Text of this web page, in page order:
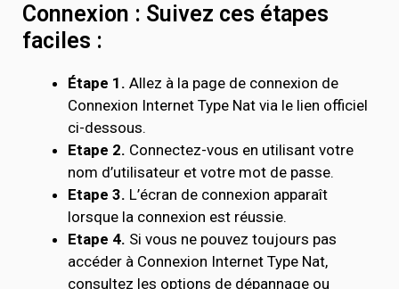
Connexion : Suivez ces étapes
faciles :
Étape 1. Allez à la page de connexion de
Connexion Internet Type Nat via le lien officiel
ci-dessous.
Etape 2. Connectez-vous en utilisant votre
nom d’utilisateur et votre mot de passe.
Etape 3. L’écran de connexion apparaît
lorsque la connexion est réussie.
Etape 4. Si vous ne pouvez toujours pas
accéder à Connexion Internet Type Nat,
consultez les options de dépannage ou